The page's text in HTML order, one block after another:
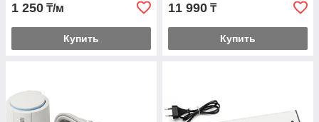
1 250 ₸/м
Купить
11 990 ₸
Купить